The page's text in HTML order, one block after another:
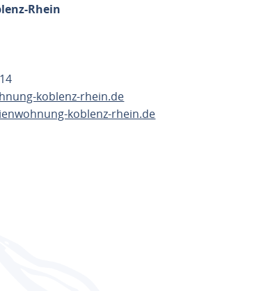
Rhein
koblenz-rhein.de
koblenz-rhein.de